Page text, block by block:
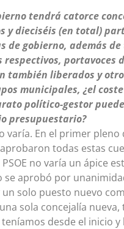
tendrá catorce
y dieciséis (en total)
de gobierno, además de
respectivos, portavoces
también liberados y
municipales, ¿el
político-gestor
presupuestario?
varía. En el primer pleno
todas estas
no varía un ápice
se aprobó por
un solo puesto nuevo
sola concejalía nueva,
desde el inicio y